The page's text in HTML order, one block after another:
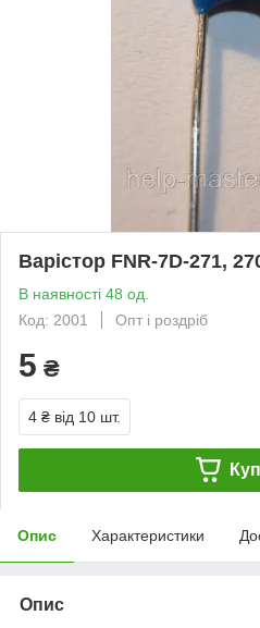
Варістор FNR-7D-271,
В наявності 48 од.
Код: 2001
Опт і роздріб
5 ₴
4 ₴ від 10 шт.
Опис Характеристики
Опис